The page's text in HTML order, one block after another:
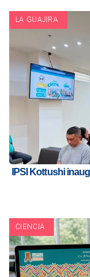
LA GUAJIRA
IPSI Kottushi
CIENCIA